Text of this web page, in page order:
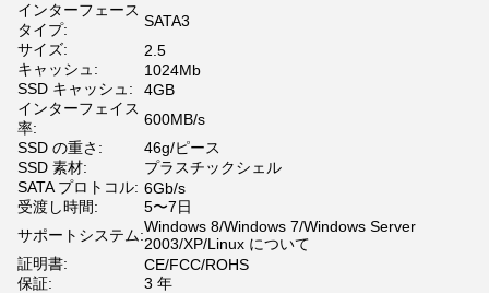
インターフェース
タイプ:
SATA3
サイズ:
2.5
キャッシュ:
1024Mb
SSD キャッシュ:
4GB
インターフェイス
率:
600MB/s
SSD の重さ:
46g/ピース
SSD 素材:
プラスチックシェル
SATA プロトコル: 6Gb/s
受渡し時間:
5〜7日
サポートシステム:Windows 8/Windows 7/Windows Server
2003/XP/Linux について
証明書:
CE/FCC/ROHS
保証:
3 年